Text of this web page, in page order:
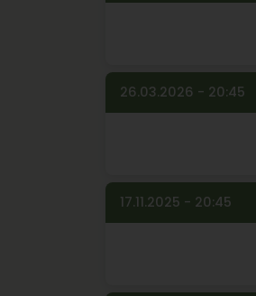
26.03.2026 - 20:45
17.11.2025 - 20:45